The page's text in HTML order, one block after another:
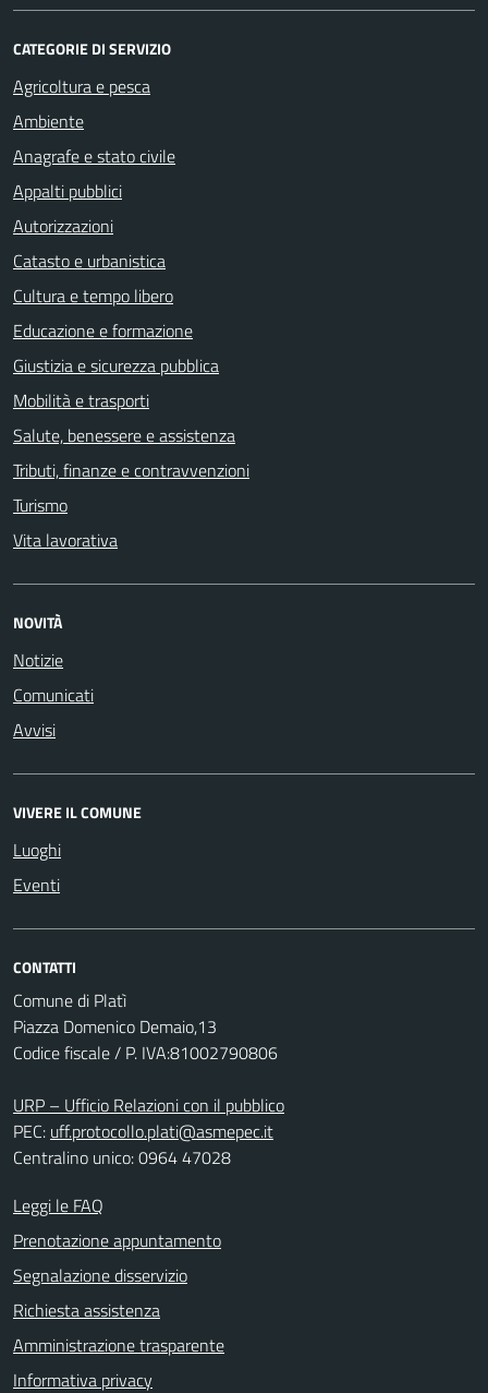
CATEGORIE DI SERVIZIO
Agricoltura e pesca
Ambiente
Anagrafe e stato civile
Appalti pubblici
Autorizzazioni
Catasto e urbanistica
Cultura e tempo libero
Educazione e formazione
Giustizia e sicurezza pubblica
Mobilità e trasporti
Salute, benessere e assistenza
Tributi, finanze e contravvenzioni
Turismo
Vita lavorativa
NOVITÀ
Notizie
Comunicati
Avvisi
VIVERE IL COMUNE
Luoghi
Eventi
CONTATTI
Comune di Platì
Piazza Domenico Demaio,13
Codice fiscale / P. IVA:81002790806
URP – Ufficio Relazioni con il pubblico
PEC: uff.protocollo.plati@asmepec.it
Centralino unico: 0964 47028
Leggi le FAQ
Prenotazione appuntamento
Segnalazione disservizio
Richiesta assistenza
Amministrazione trasparente
Informativa privacy